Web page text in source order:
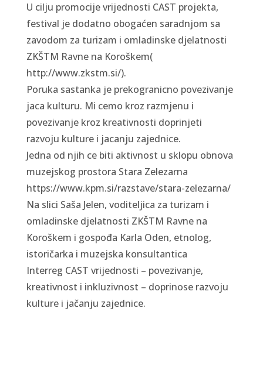
U cilju promocije vrijednosti CAST projekta,
festival je dodatno obogaćen saradnjom sa
zavodom za turizam i omladinske djelatnosti
ZKŠTM Ravne na Koroškem(
http://www.zkstm.si/).
Poruka sastanka je prekogranicno povezivanje
jaca kulturu. Mi cemo kroz razmjenu i
povezivanje kroz kreativnosti doprinjeti
razvoju kulture i jacanju zajednice.
Jedna od njih ce biti aktivnost u sklopu obnova
muzejskog prostora Stara Zelezarna
https://www.kpm.si/razstave/stara-zelezarna/
Na slici Saša Jelen, voditeljica za turizam i
omladinske djelatnosti ZKŠTM Ravne na
Koroškem i gospođa Karla Oden, etnolog,
istoričarka i muzejska konsultantica
Interreg CAST vrijednosti – povezivanje,
kreativnost i inkluzivnost – doprinose razvoju
kulture i jačanju zajednice.